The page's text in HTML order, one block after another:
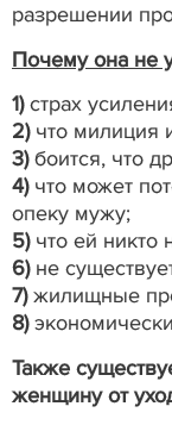
разрешении
Почему она не
1)страх
2)что милиция
3)боится, что
4)что может
опеку мужу;
5)что ей никто
6)не
7)жилищные
8)
Также
женщину от